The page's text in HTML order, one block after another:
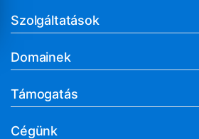
Szolgáltatások
Domainek
Támogatás
Cégünk